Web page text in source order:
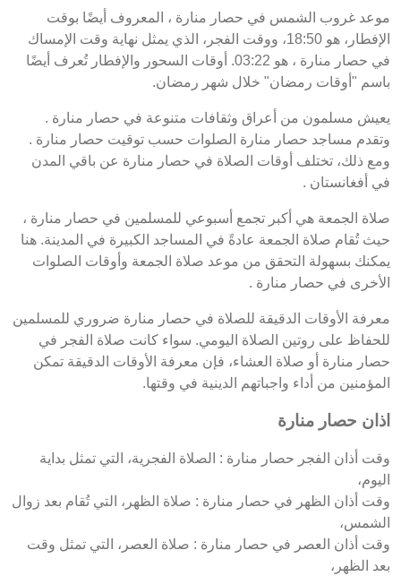
موعد غروب الشمس في حصار منارة ، المعروف أيضًا بوقت
الإفطار، هو 18:50، ووقت الفجر، الذي يمثل نهاية وقت الإمساك
في حصار منارة ، هو 03:22. أوقات السحور والإفطار تُعرف أيضًا
باسم "أوقات رمضان" خلال شهر رمضان.
يعيش مسلمون من أعراق وثقافات متنوعة في حصار منارة .
وتقدم مساجد حصار منارة الصلوات حسب توقيت حصار منارة .
ومع ذلك، تختلف أوقات الصلاة في حصار منارة عن باقي المدن
في أفغانستان .
صلاة الجمعة هي أكبر تجمع أسبوعي للمسلمين في حصار منارة ،
حيث تُقام صلاة الجمعة عادةً في المساجد الكبيرة في المدينة. هنا
يمكنك بسهولة التحقق من موعد صلاة الجمعة وأوقات الصلوات
الأخرى في حصار منارة .
معرفة الأوقات الدقيقة للصلاة في حصار منارة ضروري للمسلمين
للحفاظ على روتين الصلاة اليومي. سواء كانت صلاة الفجر في
حصار منارة أو صلاة العشاء، فإن معرفة الأوقات الدقيقة تمكن
المؤمنين من أداء واجباتهم الدينية في وقتها.
اذان حصار منارة
وقت أذان الفجر حصار منارة : الصلاة الفجرية، التي تمثل بداية
اليوم،
وقت أذان الظهر في حصار منارة : صلاة الظهر، التي تُقام بعد زوال
الشمس،
وقت أذان العصر في حصار منارة : صلاة العصر، التي تمثل وقت
بعد الظهر،